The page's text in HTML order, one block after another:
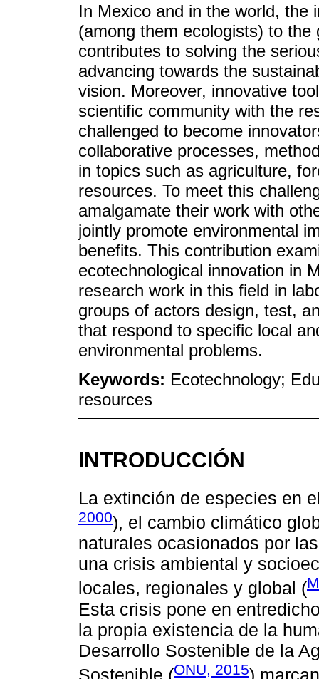
In Mexico and in the world, the
(among them ecologists) to
contributes to solving the
advancing towards the
vision. Moreover, innovative
scientific community with the
challenged to become
collaborative processes,
in topics such as agriculture,
resources. To meet this
amalgamate their work with
jointly promote environmental
benefits. This contribution
ecotechnological innovation in
research work in this field in
groups of actors design, test,
that respond to specific local
environmental problems.
Keywords: Ecotechnology;
resources
INTRODUCCIÓN
La extinción de especies en
2000), el cambio climático
naturales ocasionados por
una crisis ambiental y
locales, regionales y global (
Esta crisis pone en
la propia existencia de la
Desarrollo Sostenible de la
Sostenible (ONU, 2015)